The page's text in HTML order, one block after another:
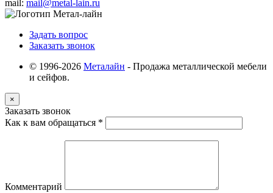
mail: mail@metal-lain.ru
Задать вопрос
Заказать звонок
© 1996-2026 Металайн - Продажа металлической мебели
и сейфов.
×
Заказать звонок
Как к вам обращаться *
Комментарий